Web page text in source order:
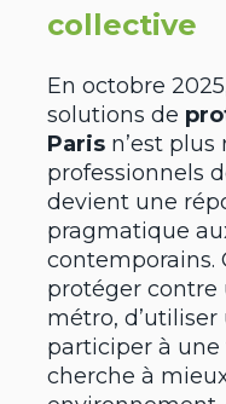
collective
En octobre
solutions de
Paris n’est plus
professionnels
devient une
pragmatique
contemporains.
protéger contre
métro,
participer à
cherche à